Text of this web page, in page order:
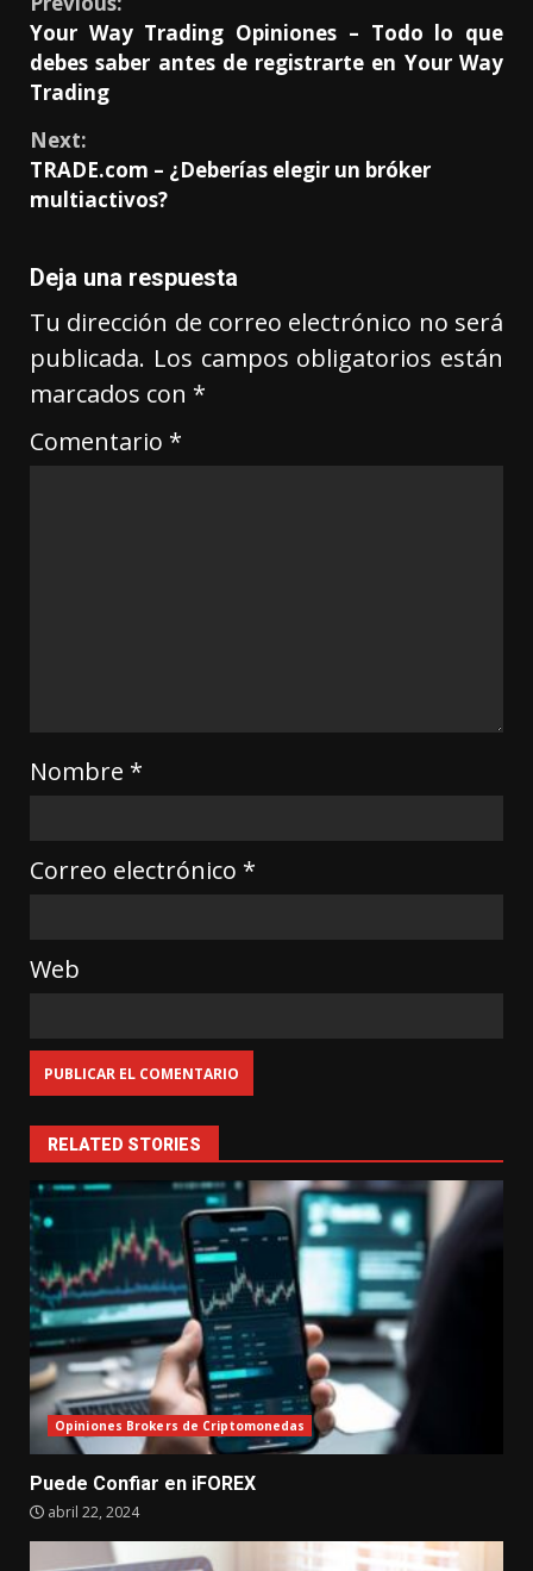
Your Way Trading Opiniones – Todo lo que
debes saber antes de registrarte en Your Way
Trading
Next:
TRADE.com – ¿Deberías elegir un bróker
multiactivos?
Deja una respuesta
Tu dirección de correo electrónico no será
publicada. Los campos obligatorios están
marcados con *
Comentario *
Nombre *
Correo electrónico *
Web
RELATED STORIES
Opiniones Brokers de Criptomonedas
Puede Confiar en iFOREX
abril 22, 2024